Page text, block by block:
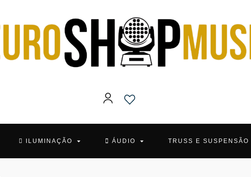
ILUMINAÇÃO ÁUDIO TRUSS E SUSPENSÃO